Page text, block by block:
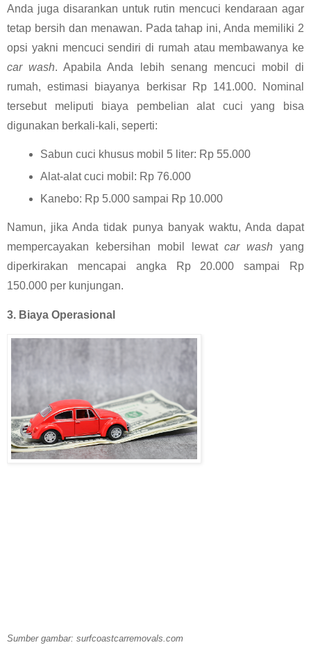
Anda juga disarankan untuk rutin mencuci kendaraan agar
tetap bersih dan menawan. Pada tahap ini, Anda memiliki 2
car wash. Apabila Anda lebih senang mencuci mobil di
rumah, estimasi biayanya berkisar Rp 141.000. Nominal
tersebut meliputi biaya pembelian alat cuci yang bisa
digunakan berkali-kali, seperti:
Sabun cuci khusus mobil 5 liter: Rp 55.000
Alat-alat cuci mobil: Rp 76.000
Kanebo: Rp 5.000 sampai Rp 10.000
Namun, jika Anda tidak punya banyak waktu, Anda dapat
mempercayakan kebersihan mobil lewat car wash yang
diperkirakan mencapai angka Rp 20.000 sampai Rp
150.000 per kunjungan.
3. Biaya Operasional
Sumber gambar: surfcoastcarremovals.com